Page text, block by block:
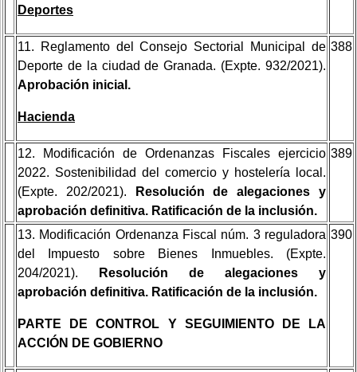
Deportes
11. Reglamento del Consejo Sectorial Municipal de
Deporte de la ciudad de Granada. (Expte. 932/2021).
Aprobación inicial.
Hacienda
388
12. Modificación de Ordenanzas Fiscales ejercicio
2022. Sostenibilidad del comercio y hostelería local.
(Expte. 202/2021).
Resolución de alegaciones y
aprobación definitiva. Ratificación de la inclusión.
389
13. Modificación Ordenanza Fiscal núm. 3 reguladora
del Impuesto sobre Bienes Inmuebles. (Expte.
204/2021).
Resolución de alegaciones y
aprobación definitiva. Ratificación de la inclusión.
PARTE DE CONTROL Y SEGUIMIENTO DE LA
ACCIÓN DE GOBIERNO
390